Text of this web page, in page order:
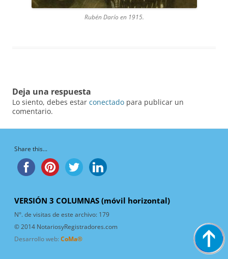
Rubén Darío en 1915.
Deja una respuesta
Lo siento, debes estar conectado para publicar un
comentario.
Share this...
VERSIÓN 3 COLUMNAS (móvil horizontal)
N°. de visitas de este archivo: 179
© 2014 NotariosyRegistradores.com
Desarrollo web: CoMa®